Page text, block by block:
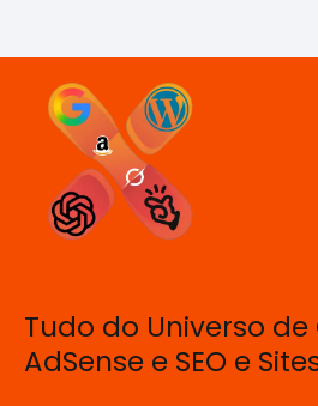
Tudo do Universo de
AdSense e SEO e